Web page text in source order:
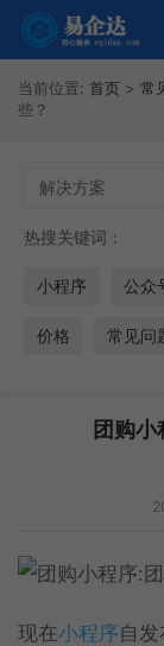
当前位置: 首页 > 常
些？
热搜关键词：
小程序 公众
价格 常见问
团购
现在小程序自